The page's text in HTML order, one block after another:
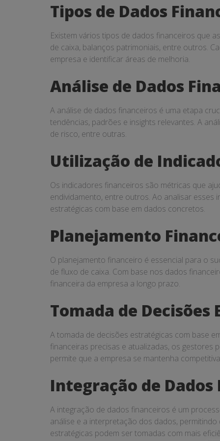
Tipos de Dados
Existem vários tipos de dados financeiros que
de caixa, balanços patrimoniais, entre outros.
empresa e identificar áreas de melhoria.
Análise de Dados
A análise de dados financeiros é uma etapa
tendências, padrões e insights relevantes. A
de risco, entre outras.
Utilização de
Os indicadores financeiros são métricas que
endividamento, entre outros. Ao analisar
estratégicas com base em dados concretos.
Planejamento
O planejamento financeiro é essencial para o
de fluxo de caixa. Com base nos dados
financeira da empresa a longo prazo.
Tomada de Decisões
A tomada de decisões estratégicas com base
financeiras precisas e atualizadas, os
permite que a empresa se mantenha
Integração de Dados
A integração de dados financeiros é um
análise e a interpretação dos dados,
estratégicas podem ser tomadas com mais